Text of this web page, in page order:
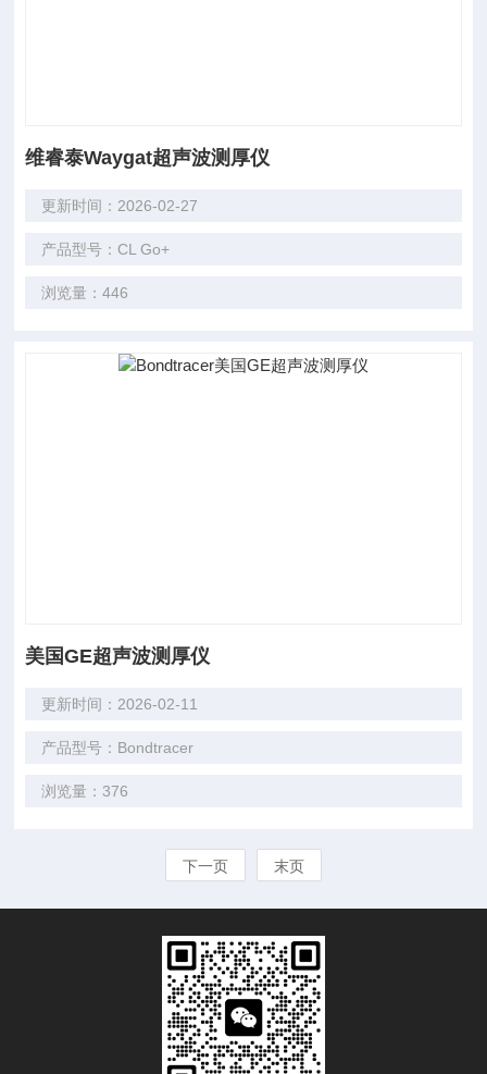
维睿泰Waygat超声波测厚仪
更新时间：2026-02-27
产品型号：CL Go+
浏览量：446
美国GE超声波测厚仪
更新时间：2026-02-11
产品型号：Bondtracer
浏览量：376
下一页 末页